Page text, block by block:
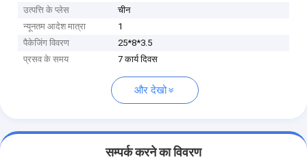
उत्पत्ति के प्लेस
चीन
न्यूनतम आदेश मात्रा
1
पैकेजिंग विवरण
25*8*3.5
प्रसव के समय
7 कार्य दिवस
और देखो
सम्पर्क करने का विवरण